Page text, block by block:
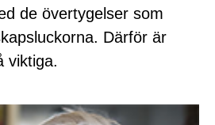
de övertygelser som
Därför är
viktiga.